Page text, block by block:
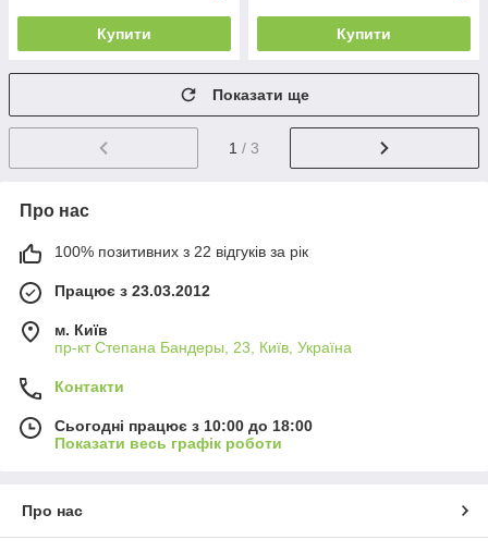
Купити Купити
Показати ще
1 / 3
Про нас
100% позитивних з 22 відгуків за рік
Працює з 23.03.2012
м. Київ
пр-кт Степана Бандеры, 23, Київ, Україна
Контакти
Сьогодні працює з 10:00 до 18:00
Показати весь графік роботи
Про нас